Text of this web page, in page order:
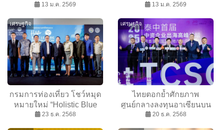
ดื่มน้ำมะพร้าวแท้ ลุยปั้น
ตปท.
13 ม.ค. 2569
Series” สู้ตลาดแมส เจาะ
13 ม.ค. 2569
เศรษฐกิจ
กรมการท่องเที่ยว โชว์หมุด
หมายใหม่ “Holistic Blue
Leisure Destination” การ
23 ธ.ค. 2568
เศรษฐกิจ
ไทยตอกย้ำศักยภาพ
ศูนย์กลางลงทุนอาเซียนบน
เวที Thailand–China ฯ ช่วง
20 ธ.ค. 2568